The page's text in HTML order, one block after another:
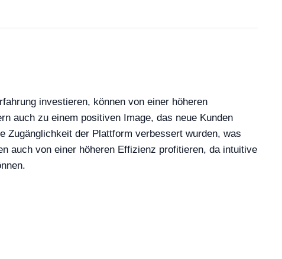
investieren, können von einer höheren
auch zu einem positiven Image, das neue Kunden
Zugänglichkeit der Plattform verbessert wurden, was
auch von einer höheren Effizienz profitieren, da intuitive